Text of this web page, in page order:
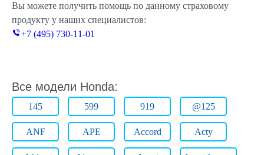
Вы можете получить помощь по данному страховому
продукту у наших специалистов:
+7 (495) 730-11-01
Все модели Honda:
145 599 919 @125
ANF APE Accord Acty